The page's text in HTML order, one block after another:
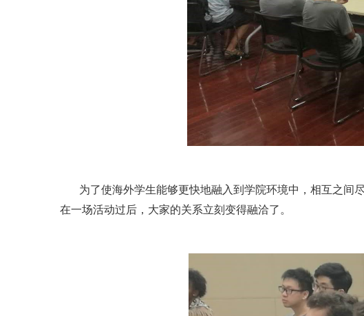
为了使海外学生能够更快地融入到学院环境中，相互之间
在一场活动过后，大家的关系立刻变得融洽了。